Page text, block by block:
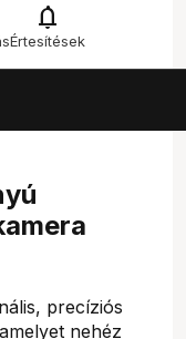
notifications
Értesítések
precíziós
nehéz